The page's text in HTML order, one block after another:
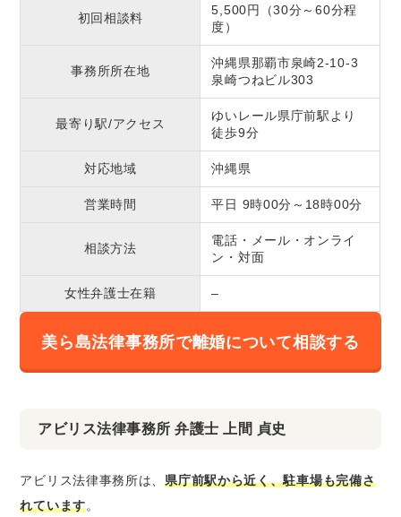
初回相談料
5,500円（30分～60分程
度）
事務所所在地
沖縄県那覇市泉崎2-10-3
泉崎つねビル303
最寄り駅/アクセス
ゆいレール県庁前駅より
徒歩9分
対応地域 沖縄県
営業時間 平日 9時00分～18時00分
相談方法
電話・メール・オンライ
ン・対面
女性弁護士在籍 –
美ら島法律事務所で離婚について相談する
アビリス法律事務所 弁護士 上間 貞史
アビリス法律事務所は、県庁前駅から近く、駐車場も完備さ
れています。